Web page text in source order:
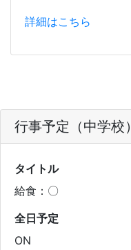
詳細はこちら
行事予定（中学校）
タイトル
給食：〇
全日予定
ON